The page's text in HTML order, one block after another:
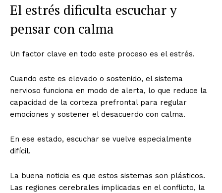
El estrés dificulta escuchar y
pensar con calma
Un factor clave en todo este proceso es el estrés.
Cuando este es elevado o sostenido, el sistema
nervioso funciona en modo de alerta, lo que reduce la
capacidad de la corteza prefrontal para regular
emociones y sostener el desacuerdo con calma.
En ese estado, escuchar se vuelve especialmente
difícil.
La buena noticia es que estos sistemas son plásticos.
Las regiones cerebrales implicadas en el conflicto, la